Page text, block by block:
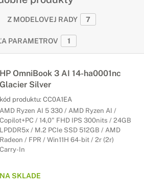
Z MODELOVEJ RADY 7
PARAMETROV 1
HP OmniBook 3 AI 14-ha0001nc
Glacier Silver
kód produktu: CC0A1EA
AMD Ryzen AI 5 330 / AMD Ryzen AI /
Copilot+PC / 14,0" FHD IPS 300nits / 24GB
LPDDR5x / M.2 PCIe SSD 512GB / AMD
Radeon / FPR / Win11H 64-bit / 2r (2r)
Carry-In
NA SKLADE